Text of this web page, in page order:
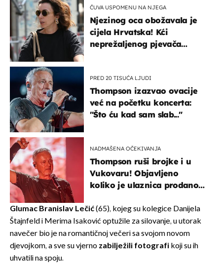
ČUVA USPOMENU NA NJEGA
Njezinog oca obožavala je
cijela Hrvatska! Kći
neprežaljenog pjevača
PRED 20 TISUĆA LJUDI
Thompson izazvao ovacije
već na početku koncerta:
"Što ću kad sam slab..."
NADMAŠENA OČEKIVANJA
Thompson ruši brojke i u
Vukovaru! Objavljeno
koliko je ulaznica prodano
Glumac Branislav Lečić(65), kojeg su kolegice Danijela
Štajnfeld i Merima Isaković optužile za silovanje, u utorak
navečer bio je na romantičnoj večeri sa svojom novom
djevojkom, a sve su vjerno zabilježili fotografi koji su ih
uhvatili na spoju.